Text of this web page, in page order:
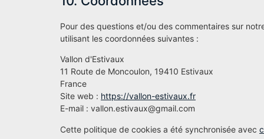
Pour des questions et/ou des commentaires sur
utilisant les coordonnées suivantes :
Vallon d'Estivaux
11 Route de Moncoulon, 19410 Estivaux
France
Site web : https://vallon-estivaux.fr
E-mail : vallon.estivaux@gmail.com
Cette politique de cookies a été synchronisée avec